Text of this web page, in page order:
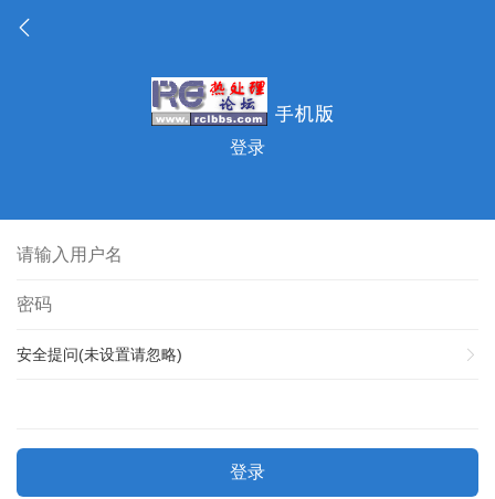
登录
安全提问(未设置请忽略)
登录